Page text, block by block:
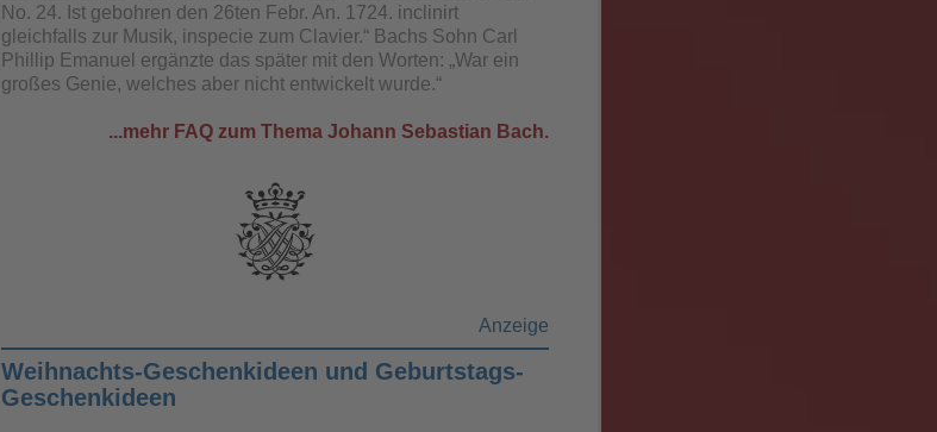
No. 24. Ist gebohren den 26ten Febr. An. 1724. inclinirt
gleichfalls zur Musik, inspecie zum Clavier.“ Bachs Sohn Carl
Phillip Emanuel ergänzte das später mit den Worten: „War ein
großes Genie, welches aber nicht entwickelt wurde.“
...mehr FAQ zum Thema Johann Sebastian Bach.
Anzeige
Weihnachts-Geschenkideen und Geburtstags-
Geschenkideen